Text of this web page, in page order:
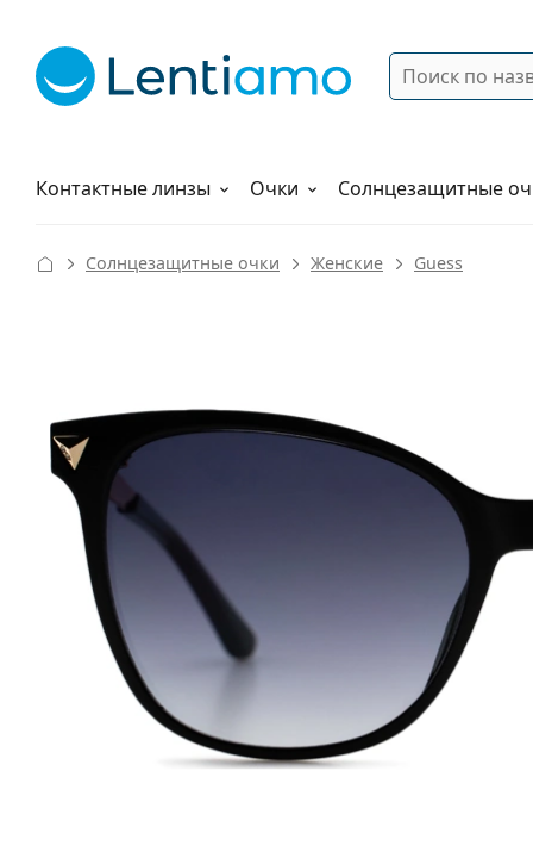
Поиск
Контактные линзы
Растворы Очки Солнцезащитные
Как заказать
Солнцезащитные очки Женские Guess
48 mm
Высота линзы Ширина линзы
Ширина
линзы